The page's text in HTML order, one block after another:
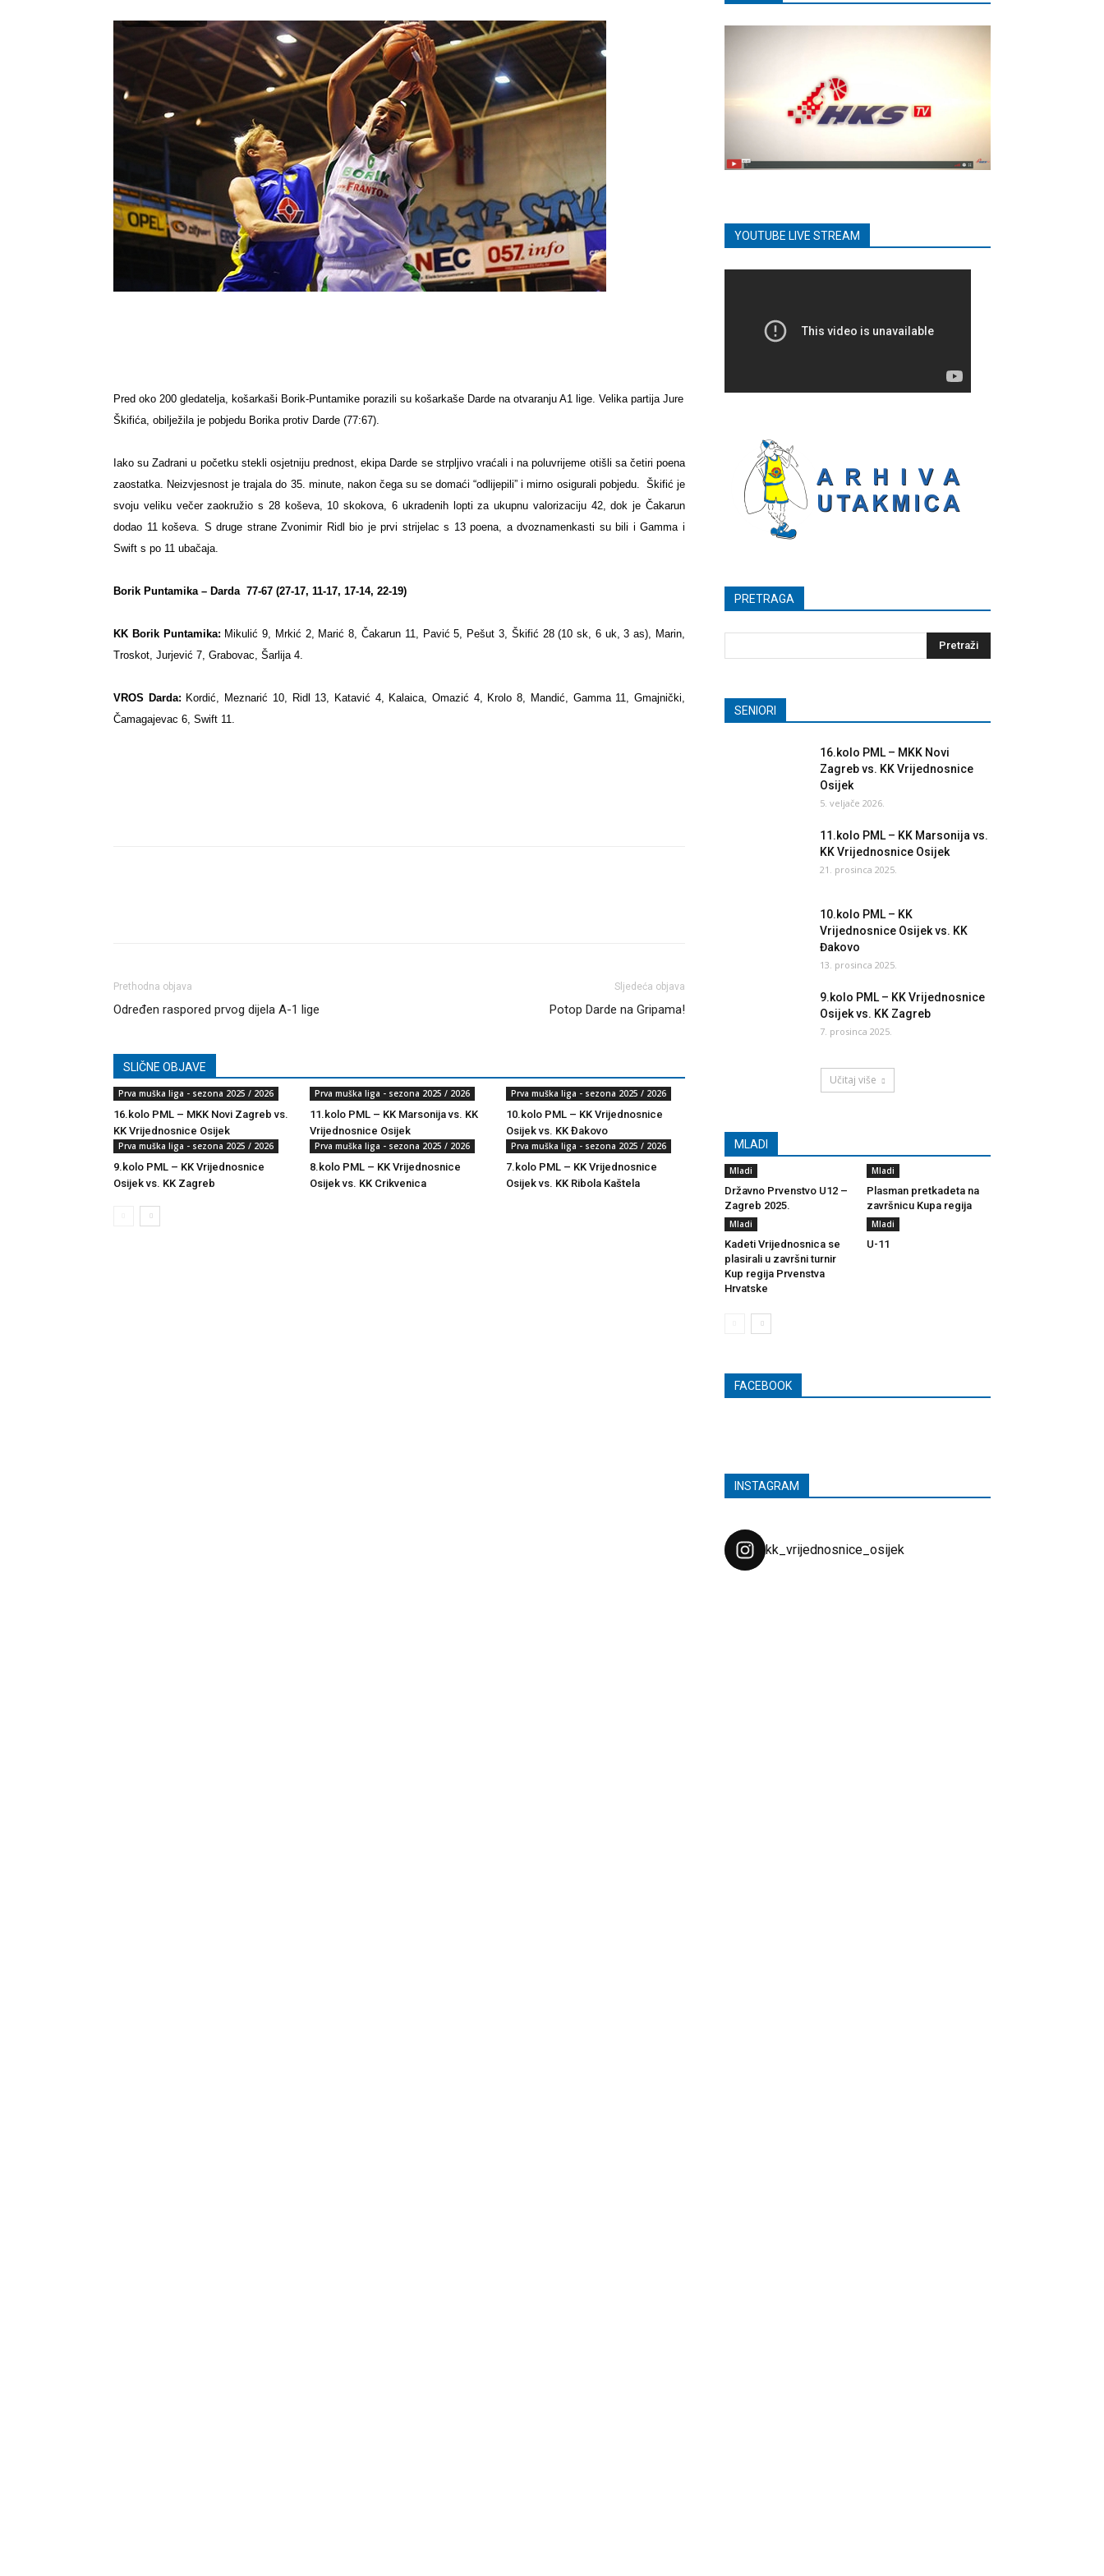
Pred oko 200 gledatelja, košarkaši Borik-Puntamike porazili su košarkaše Darde na otvaranju A1 lige. Velika partija Jure
Škifića, obilježila je pobjedu Borika protiv Darde (77:67).
Iako su Zadrani u početku stekli osjetniju prednost, ekipa Darde se strpljivo vraćali i na poluvrijeme otišli sa četiri poena
zaostatka. Neizvjesnost je trajala do 35. minute, nakon čega su se domaći “odlijepili” i mirno osigurali pobjedu. Škifić je
svoju veliku večer zaokružio s 28 koševa, 10 skokova, 6 ukradenih lopti za ukupnu valorizaciju 42, dok je Čakarun
dodao 11 koševa. S druge strane Zvonimir Ridl bio je prvi strijelac s 13 poena, a dvoznamenkasti su bili i Gamma i
Swift s po 11 ubačaja.
Borik Puntamika – Darda 77-67 (27-17, 11-17, 17-14, 22-19)
KK Borik Puntamika: Mikulić 9, Mrkić 2, Marić 8, Čakarun 11, Pavić 5, Pešut 3, Škifić 28 (10 sk, 6 uk, 3 as), Marin,
Troskot, Jurjević 7, Grabovac, Šarlija 4.
VROS Darda: Kordić, Meznarić 10, Ridl 13, Katavić 4, Kalaica, Omazić 4, Krolo 8, Mandić, Gamma 11, Gmajnički,
Čamagajevac 6, Swift 11.
Prethodna objava
Određen raspored prvog dijela A-1 lige
Sljedeća objava
Potop Darde na Gripama!
SLIČNE OBJAVE
Prva muška liga - sezona 2025 / 2026
16.kolo PML – MKK Novi Zagreb vs.
KK Vrijednosnice Osijek
Prva muška liga - sezona 2025 / 2026
11.kolo PML – KK Marsonija vs. KK
Vrijednosnice Osijek
Prva muška liga - sezona 2025 / 2026
10.kolo PML – KK Vrijednosnice
Osijek vs. KK Đakovo
Prva muška liga - sezona 2025 / 2026
9.kolo PML – KK Vrijednosnice
Osijek vs. KK Zagreb
Prva muška liga - sezona 2025 / 2026
8.kolo PML – KK Vrijednosnice
Osijek vs. KK Crikvenica
Prva muška liga - sezona 2025 / 2026
7.kolo PML – KK Vrijednosnice
Osijek vs. KK Ribola Kaštela
YOUTUBE LIVE STREAM
PRETRAGA
SENIORI
16.kolo PML – MKK Novi
Zagreb vs. KK Vrijednosnice
Osijek
5. veljače 2026.
11.kolo PML – KK Marsonija vs.
KK Vrijednosnice Osijek
21. prosinca 2025.
10.kolo PML – KK
Vrijednosnice Osijek vs. KK
Đakovo
13. prosinca 2025.
9.kolo PML – KK Vrijednosnice
Osijek vs. KK Zagreb
7. prosinca 2025.
Učitaj više
MLADI
Mladi
Državno Prvenstvo U12 –
Zagreb 2025.
Mladi
Plasman pretkadeta na
završnicu Kupa regija
Mladi
Kadeti Vrijednosnica se
plasirali u završni turnir
Kup regija Prvenstva
Hrvatske
Mladi
U-11
FACEBOOK
INSTAGRAM
kk_vrijednosnice_osijek